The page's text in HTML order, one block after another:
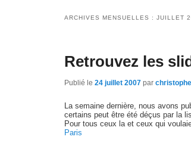
ARCHIVES MENSUELLES : JUILLET
Retrouvez les
Publié le 24 juillet 2007 par
La semaine dernière, nous avons
certains peut être été déçus par la
Pour tous ceux la et ceux qui
Paris